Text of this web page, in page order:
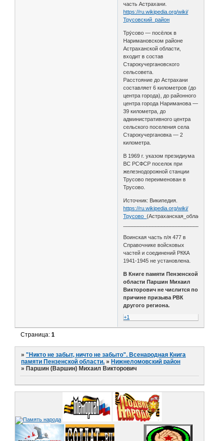
часть Астрахани.
https://ru.wikipedia.org/wiki/
Трусовский_район
Тру́сово — посёлок в
Наримановском районе
Астраханской области,
входит в состав
Старокучергановского
сельсовета.
Расстояние до Астрахани
составляет 6 километров (до
центра города), до районного
центра города Нариманова —
39 километра, до
административного центра
сельского поселения села
Старокучергановка — 2
километра.
В 1969 г. указом президиума
ВС РСФСР поселок при
железнодорожной станции
Трусово переименован в
Трусово.
Источник: Википедия.
https://ru.wikipedia.org/wiki/
Трусово_(Астраханская_область)
Воинская часть п/я 477 в
Справочнике войсковых
частей и соединений РККА
1941-1945 не установлена.
В Книге памяти Пензенской
области Паршин Михаил
Викторович не числится по
причине призыва РВК
другого региона.
+1
Страница:1
»"Никто не забыт, ничто не забыто". Всенародная Книга
памяти Пензенской области. » Нижнеломовский район
» Паршин (Варшин) Михаил Викторович